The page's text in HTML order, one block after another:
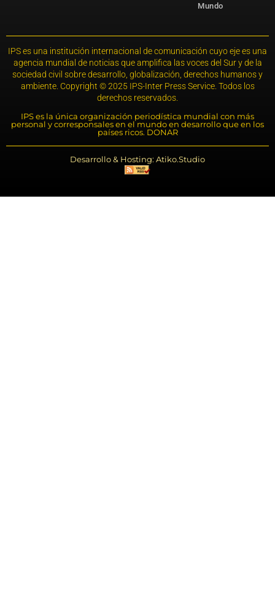
Mundo
IPS es una institución internacional de comunicación cuyo eje es una
agencia mundial de noticias que amplifica las voces del Sur y de la
sociedad civil sobre desarrollo, globalización, derechos humanos y
ambiente. Copyright © 2025 IPS-Inter Press Service. Todos los
derechos reservados.
IPS es la única organización periodística mundial con más
personal y corresponsales en el mundo en desarrollo que en los
países ricos. DONAR
Desarrollo & Hosting: Atiko.Studio